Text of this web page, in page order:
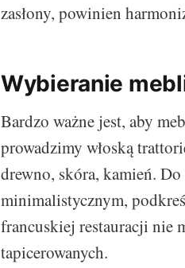
zasłony, powinien
Wybieranie
Bardzo ważne jest, aby
prowadzimy włoską
drewno, skóra, kamień.
minimalistycznym,
francuskiej restauracji nie
tapicerowanych.